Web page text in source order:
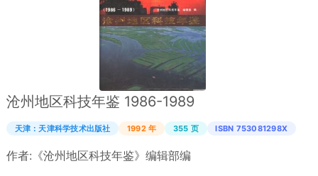
广西
西藏
沧州地区科技年鉴 1986-1989
天津：天津科学技术出版社 1992 年 355 页 ISBN 753081298X
作者: 《沧州地区科技年鉴》编辑部编